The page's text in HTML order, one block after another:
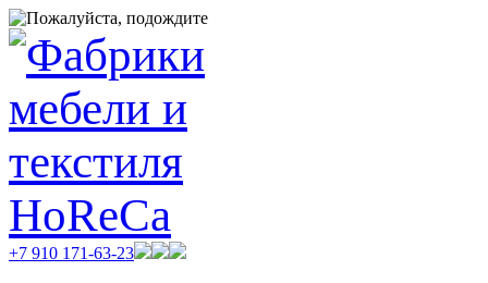
+7 910 171-63-23